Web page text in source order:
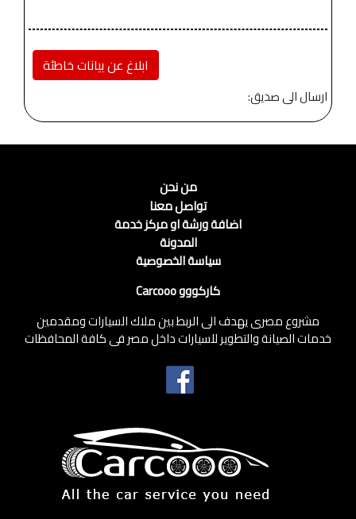
ابلاغ عن بيانات خاطئة
ارسال الى صديق:
من نحن
تواصل معنا
اضافة ورشة او مركز خدمة
المدونة
سياسة الخصوصية
كاركووو Carcooo
مشروع مصرى يهدف الى الربط بين ملاك السيارات ومقدمين
خدمات الصيانة والتطوير للسيارات داخل مصر فى كافة المحافظات